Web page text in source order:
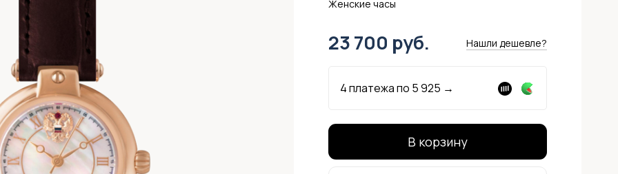
Женские часы
23 700 руб. Нашли дешевле?
4 платежа по 5 925 →
В корзину